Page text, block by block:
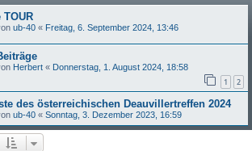
ub-40 « Freitag, 6. September 2024, 13:46
Herbert « Donnerstag, 1. August 2024, 18:58
1 2
des österreichischen Deauvillertreffen 2024
ub-40 « Sonntag, 3. Dezember 2023, 16:59